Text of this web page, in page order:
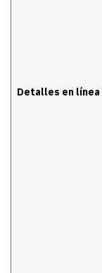
Detalles en línea